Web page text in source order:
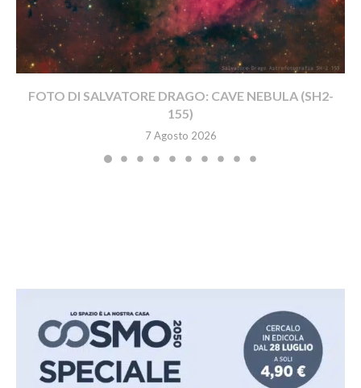
FOTO DI SALVATORE DRAGO: CAVE NEBULA (SH2-
155)
7 Agosto 2026